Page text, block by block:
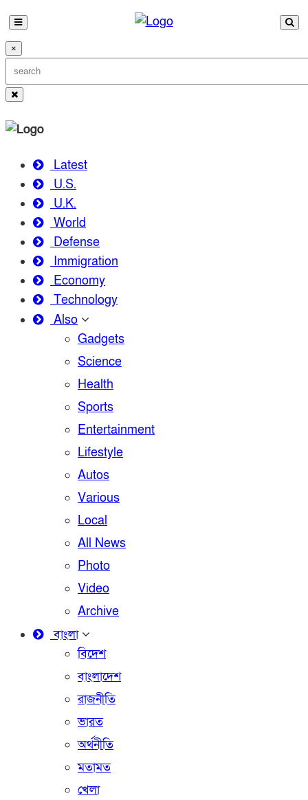
×
Latest
U.S.
U.K.
World
Defense
Immigration
Economy
Technology
Also
Gadgets
Science
Health
Sports
Entertainment
Lifestyle
Autos
Various
Local
All News
Photo
Video
Archive
বাংলা
বিদেশ
বাংলাদেশ
রাজনীতি
ভারত
অর্থনীতি
মতামত
খেলা